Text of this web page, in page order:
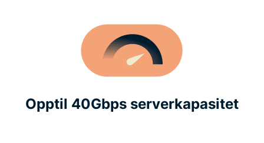
Opptil 40Gbps serverkapasitet